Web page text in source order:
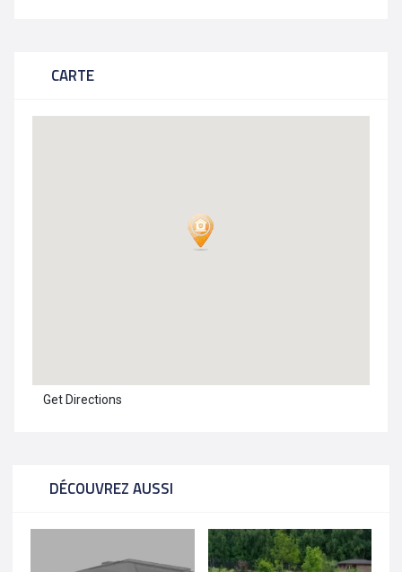
CARTE
Get Directions
DÉCOUVREZ AUSSI